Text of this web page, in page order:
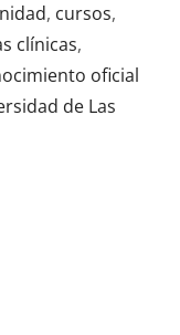
, cursos,
clínicas,
oficial
de Las